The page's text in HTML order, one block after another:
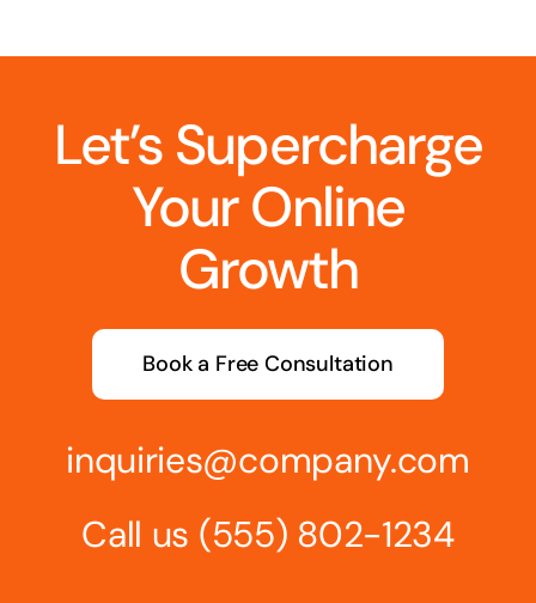
Let’s Supercharge
Your Online
Growth
Book a Free Consultation
inquiries@company.com
Call us (555) 802-1234